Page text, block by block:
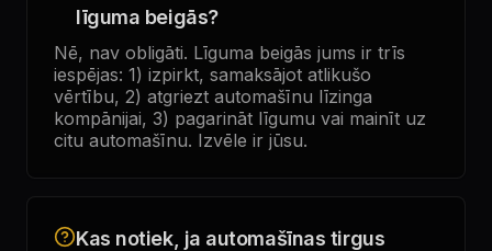
līguma beigās?
Nē, nav obligāti. Līguma beigās jums ir trīs
iespējas: 1) izpirkt, samaksājot atlikušo
vērtību, 2) atgriezt automašīnu līzinga
kompānijai, 3) pagarināt līgumu vai mainīt uz
citu automašīnu. Izvēle ir jūsu.
Kas notiek, ja automašīnas tirgus